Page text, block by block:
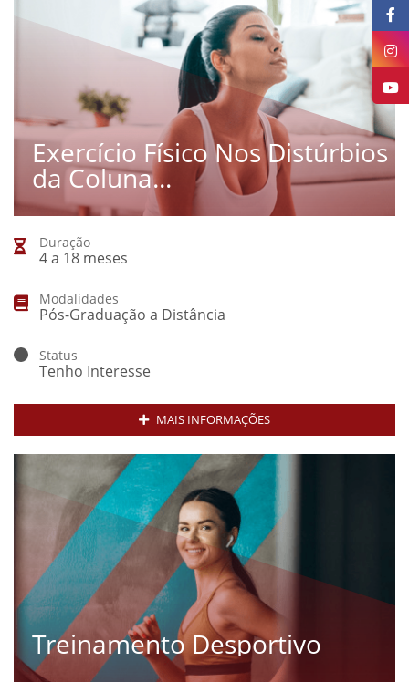
Exercício Físico Nos Distúrbios
da Coluna...
Duração
4 a 18 meses
Modalidades
Pós-Graduação a Distância
Status
Tenho Interesse
MAIS INFORMAÇÕES
Treinamento Desportivo